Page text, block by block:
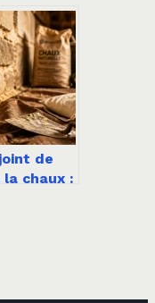
et art
de
chaux :